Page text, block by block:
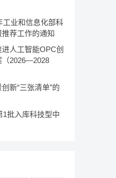
工业和信息化部科
荐工作的通知
人工智能OPC创
（2026—2028
新“三张清单”的
1批入库科技型中